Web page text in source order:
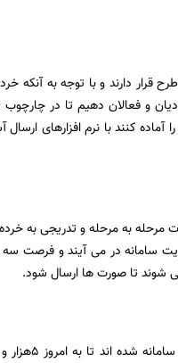
قرار دارند و با توجه به آنکه
و فعالان دهیم تا در چارچوب
کنند با نرم افزارهای
مرحله به مرحله و تدریجی به
در می آیند و فرصت سه
شوند تا صورت ها ارسال شود.